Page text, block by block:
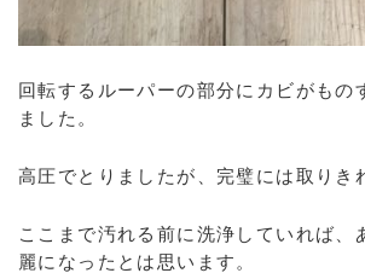
回転するルーパーの部分にカビがもの
ました。
高圧でとりましたが、完璧には取りき
ここまで汚れる前に洗浄していれば、
麗になったとは思います。